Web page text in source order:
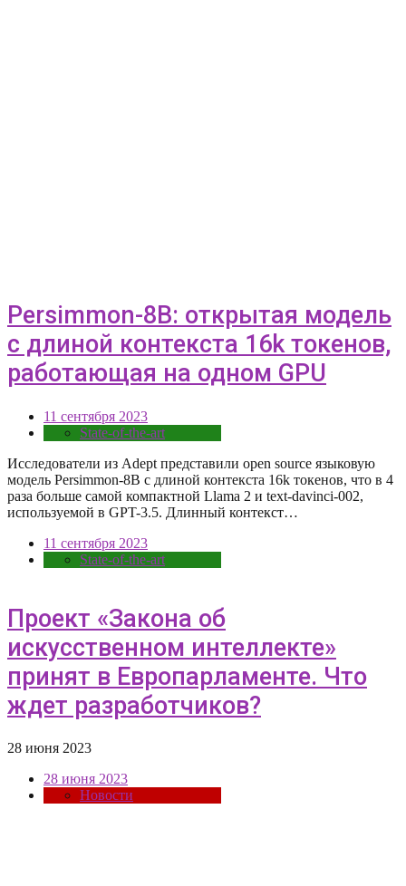
Persimmon-8B: открытая модель
с длиной контекста 16k токенов,
работающая на одном GPU
11 сентября 2023
State-of-the-art
Исследователи из Adept представили open source языковую
модель Persimmon-8B c длиной контекста 16k токенов, что в 4
раза больше самой компактной Llama 2 и text-davinci-002,
используемой в GPT-3.5. Длинный контекст…
11 сентября 2023
State-of-the-art
Проект «Закона об
искусственном интеллекте»
принят в Европарламенте. Что
ждет разработчиков?
28 июня 2023
28 июня 2023
Новости